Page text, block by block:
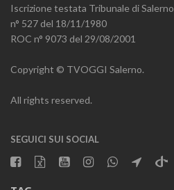
Iscrizione testata Tribunale di Salerno
n° 527 del 18/11/1980
ROC n° 9073 del 29/08/2001
Copyright © TVOGGI Salerno.
All rights reserved.
SEGUICI SUI SOCIAL